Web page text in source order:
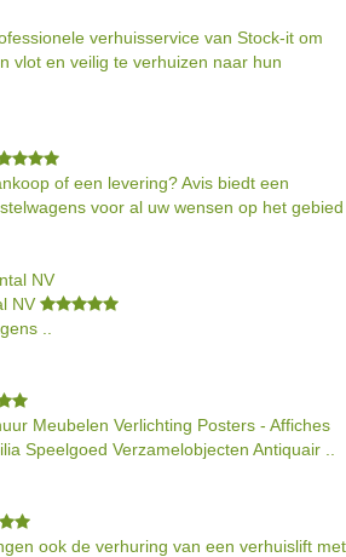
verhuisservice van Stock-it om
vlot en veilig te verhuizen naar hun
of een levering? Avis biedt een
voor al uw wensen op het gebied
NV
..
Meubelen Verlichting Posters - Affiches
Speelgoed Verzamelobjecten Antiquair ..
ook de verhuring van een verhuislift met